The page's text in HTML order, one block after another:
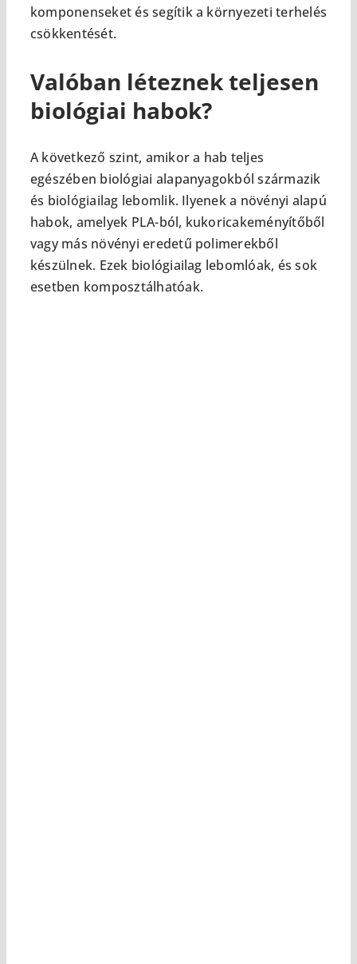
komponenseket és segítik a környezeti terhelés
csökkentését.
Valóban léteznek teljesen
biológiai habok?
A következő szint, amikor a hab teljes
egészében biológiai alapanyagokból származik
és biológiailag lebomlik. Ilyenek a növényi alapú
habok, amelyek PLA-ból, kukoricakeményítőből
vagy más növényi eredetű polimerekből
készülnek. Ezek biológiailag lebomlóak, és sok
esetben komposztálhatóak.